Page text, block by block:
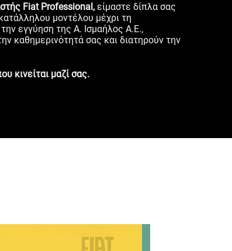
Fiat Professional, είμαστε δίπλα σας
μοντέλου μέχρι τη
εγγύηση της Α. Ισμαήλος Α.Ε.,
καθημερινότητά σας και διατηρούν την
κινείται μαζί σας.